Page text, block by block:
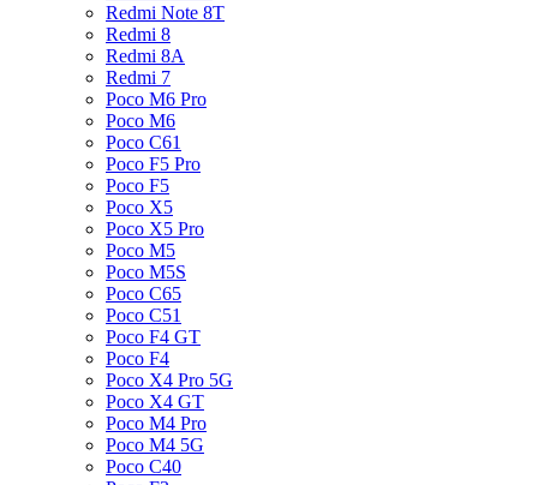
Redmi Note 8T
Redmi 8
Redmi 8A
Redmi 7
Poco M6 Pro
Poco M6
Poco C61
Poco F5 Pro
Poco F5
Poco X5
Poco X5 Pro
Poco M5
Poco M5S
Poco C65
Poco C51
Poco F4 GT
Poco F4
Poco X4 Pro 5G
Poco X4 GT
Poco M4 Pro
Poco M4 5G
Poco C40